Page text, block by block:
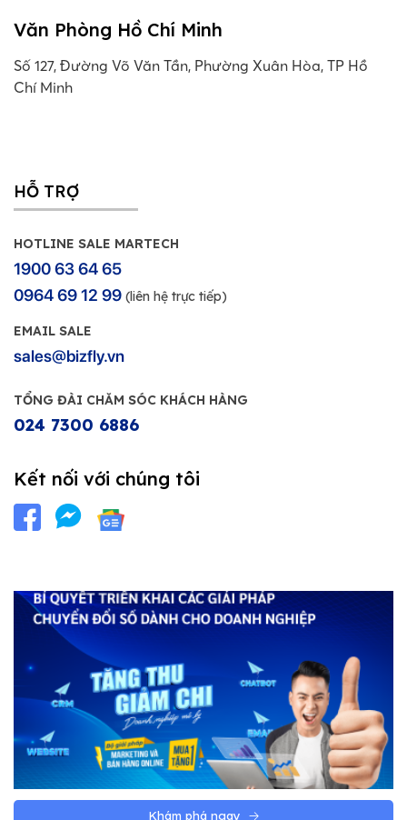
Văn Phòng Hồ Chí Minh
Số 127, Đường Võ Văn Tần, Phường Xuân Hòa, TP Hồ
Chí Minh
HỖ TRỢ
HOTLINE SALE MARTECH
1900 63 64 65
0964 69 12 99 (liên hệ trực tiếp)
EMAIL SALE
sales@bizfly.vn
TỔNG ĐÀI CHĂM SÓC KHÁCH HÀNG
024 7300 6886
Kết nối với chúng tôi
Khám phá ngay